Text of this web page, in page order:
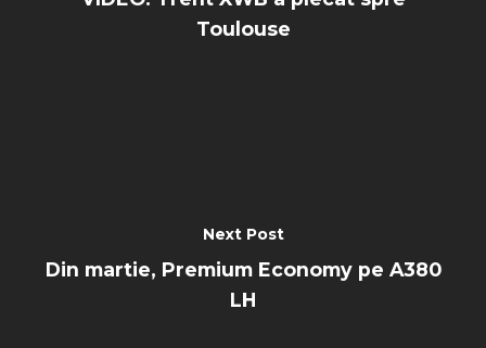
Toulouse
Next Post
Din martie, Premium Economy pe A380
LH